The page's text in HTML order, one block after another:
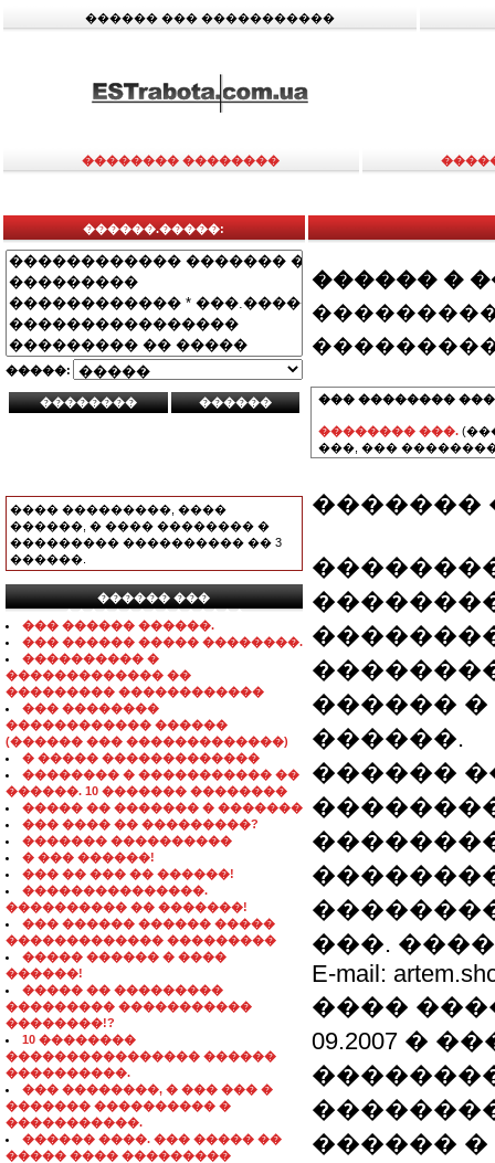
������ ��� �����������
�������� ��������
������.�����:
�����:
���� ���������, ����
������, � ���� �������� �
��������� ���������� �� 3
������.
������ ���
���������������
��� ������ ������.
��� ������ ����� ��������.
���������� �
������������� ��
��������� ������������
��� ��������
������������ ������
(������ ��� �������������)
� ����� �������������
�������� � ����������� ��
������. 10 ������� ��������
����� �� ������� � �������
��� ���� �� ���������?
������� ����������
� ��� ������!
��� �� ��� �� ������!
���������������.
���������� �� �������!
��� ������ ������ �����
������������� ���������
����� ������ � ����
������!
����� �� ���������
��������� �����������
��������!?
10 ��������
���������������� ������
����������.
��� ��������, � ��� ��� �
������� ���������� �
�����������.
������ ����. ��� ����� ��
����� ���� ���������
������ �
��� ��������
�������� ���.
���, ���
�������
������ �
������.
������
���.
E-mail:
����
09.2007 �
������